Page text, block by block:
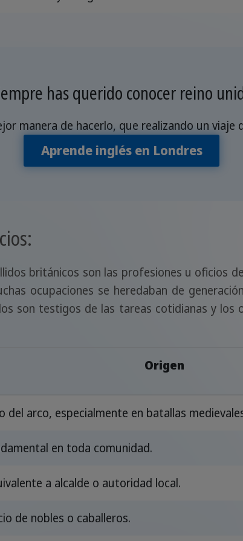
has querido conocer reino
manera de hacerlo, que realizando un viaje
Aprende inglés en Londres
británicos son las profesiones u oficios
ocupaciones se heredaban de
son testigos de las tareas cotidianas y los
Origen
del arco, especialmente en batallas
en toda comunidad.
a alcalde o autoridad local.
de nobles o caballeros.